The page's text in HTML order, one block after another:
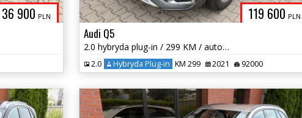
36 900 PLN 119 600 PLN
Audi Q5
2.0 hybryda plug-in / 299 KM / automat / zarej w PL / zadbany /zamiana
2.0 Hybryda Plug-in KM 299 2021 92000